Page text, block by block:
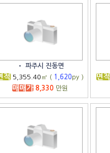
• 파주시 진동면
적 5,355.40 ㎡ ( 1,620py )
매매가 8,330 만원
면적